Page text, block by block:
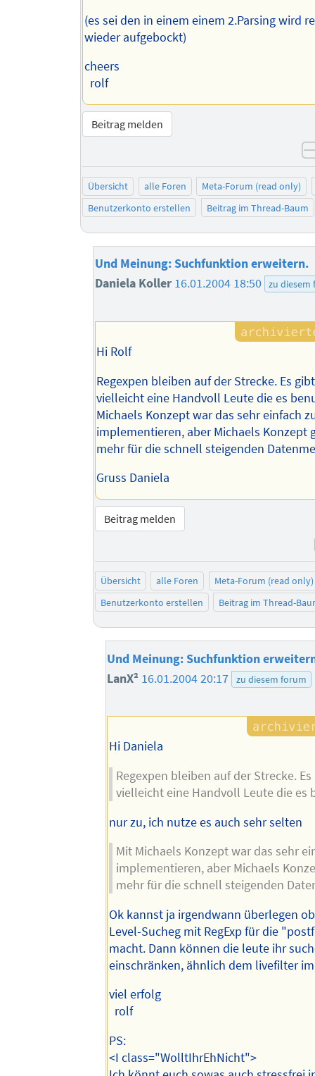
(es sei den in einem einem 2.Parsing wird
wieder aufgebockt)
cheers
rolf
Beitrag melden
Übersicht alle Foren
Meta-Forum (read only)
Benutzerkonto erstellen
Beitrag im Thread-Baum
Und Meinung: Suchfunktion erweitern.
Daniela Koller 16.01.2004 18:50 zu diesem
Hi Rolf
Regexpen bleiben auf der Strecke. Es
vielleicht eine Handvoll Leute die es
Michaels Konzept war das sehr einfach
implementieren, aber Michaels Konzept
mehr für die schnell steigenden
Gruss Daniela
Beitrag melden
Übersicht alle Foren
Meta-Forum (read only)
Benutzerkonto erstellen
Beitrag im Thread-
Und Meinung: Suchfunktion
LanX² 16.01.2004 20:17 zu diesem forum
Hi Daniela
Regexpen bleiben auf der Strecke.
vielleicht eine Handvoll Leute die es
nur zu, ich nutze es auch sehr selten
Mit Michaels Konzept war das sehr
implementieren, aber Michaels
mehr für die schnell steigenden
Ok kannst ja irgendwann überlegen
Level-Sucheg mit RegExp für die
macht. Dann können die leute ihr
einschränken, ähnlich dem livefilter
viel erfolg
rolf
PS:
<I class="WolltIhrEhNicht">